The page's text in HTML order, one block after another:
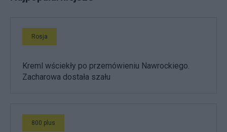
Rosja
Kreml wściekły po przemówieniu Nawrockiego.
Zacharowa dostała szału
800 plus